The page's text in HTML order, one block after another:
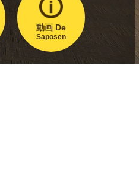
動画 De
Saposen